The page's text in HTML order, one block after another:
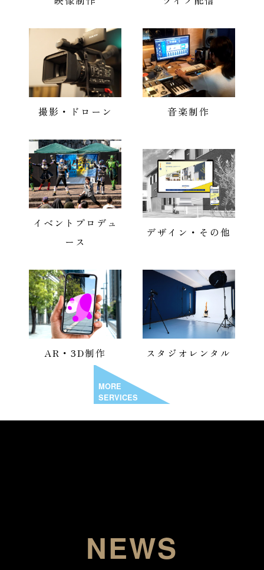
撮影・ドローン 音楽制作
イベントプロデュ
ース
デザイン・その他
AR・3D制作 スタジオレンタル
MORE
SERVICES
NEWS